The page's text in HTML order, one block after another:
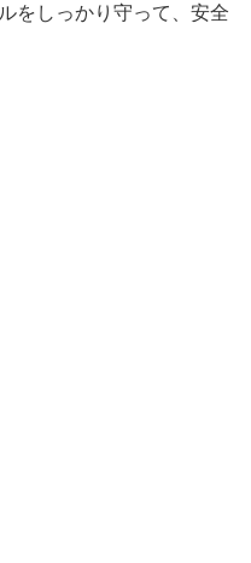
をしっかり守って、安全